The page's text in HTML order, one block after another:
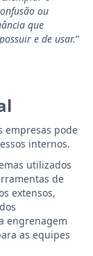
ou
que
e de usar.”
empresas pode
internos.
utilizados
de
extensos,
engrenagem
as equipes